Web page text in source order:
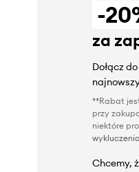
-
za
Dołącz
**Rabat
przy
niektóre
Chcemy,